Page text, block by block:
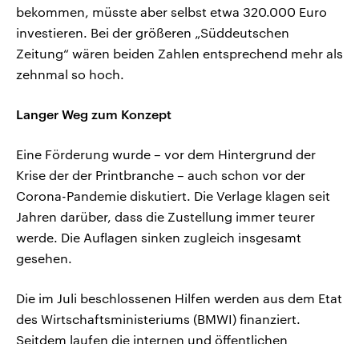
bekommen, müsste aber selbst etwa 320.000 Euro
investieren. Bei der größeren „Süddeutschen
Zeitung“ wären beiden Zahlen entsprechend mehr als
zehnmal so hoch.
Langer Weg zum Konzept
Eine Förderung wurde – vor dem Hintergrund der
Krise der der Printbranche – auch schon vor der
Corona-Pandemie diskutiert. Die Verlage klagen seit
Jahren darüber, dass die Zustellung immer teurer
werde. Die Auflagen sinken zugleich insgesamt
gesehen.
Die im Juli beschlossenen Hilfen werden aus dem Etat
des Wirtschaftsministeriums (BMWI) finanziert.
Seitdem laufen die internen und öffentlichen